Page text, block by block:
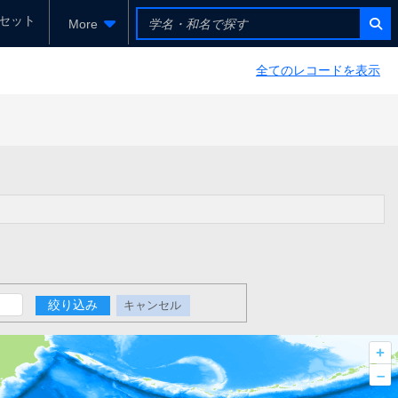
ット More
全てのレコードを表示
絞り込み キャンセル
+
–